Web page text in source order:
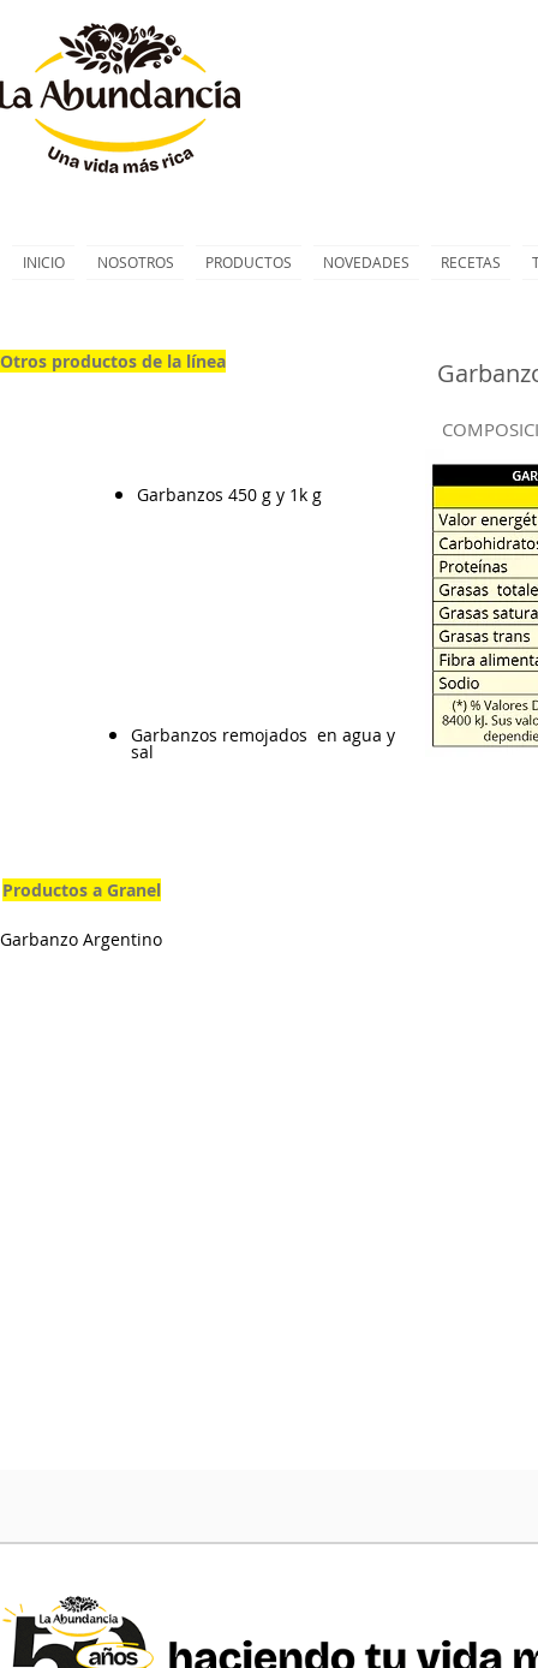
INICIO NOSOTROS PRODUCTOS NOVEDADES RECETAS
Otros productos de la línea
Garbanzos remojados en agua y
sal
Garbanzos 450 g y 1k g
Productos a Granel
Garbanzo Argentino